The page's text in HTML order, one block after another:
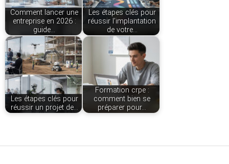
Comment lancer une
entreprise en 2026 :
guide…
Les étapes clés pour
réussir l’implantation
de votre…
Les étapes clés pour
réussir un projet de…
Formation crpe :
comment bien se
préparer pour…